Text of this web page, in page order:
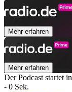
Mehr erfahren
Mehr erfahren
Der Podcast startet in
- 0 Sek.